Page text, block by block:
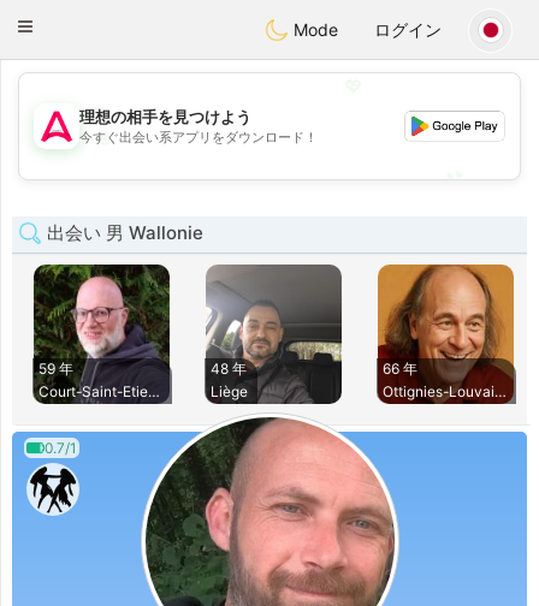
Tantôt
Toggle
Mode ログイン
💖
💕
理想の相手を見つけよう
今すぐ出会い系アプリをダウンロード！
出会い 男 Wallonie
59 年
Court-Saint-Etienn
48 年
Liège
66 年
Ottignies-Louvain-
0.7/1